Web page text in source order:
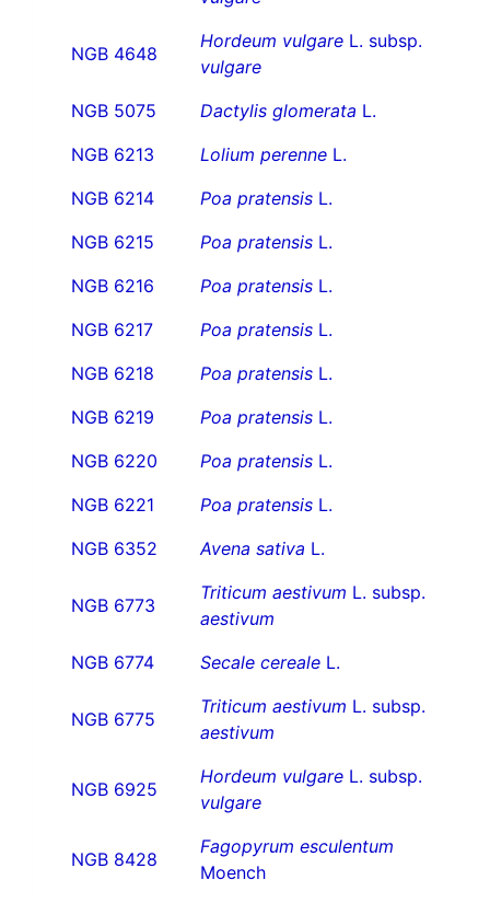
NGB 4648
Hordeum vulgare L. subsp.
vulgare
NGB 5075
Dactylis glomerata L.
NGB 6213
Lolium perenne L.
NGB 6214
Poa pratensis L.
NGB 6215
Poa pratensis L.
NGB 6216
Poa pratensis L.
NGB 6217
Poa pratensis L.
NGB 6218
Poa pratensis L.
NGB 6219
Poa pratensis L.
NGB 6220
Poa pratensis L.
NGB 6221
Poa pratensis L.
NGB 6352
Avena sativa L.
NGB 6773
Triticum aestivum L. subsp.
aestivum
NGB 6774
Secale cereale L.
NGB 6775
Triticum aestivum L. subsp.
aestivum
NGB 6925
Hordeum vulgare L. subsp.
vulgare
NGB 8428
Fagopyrum esculentum
Moench